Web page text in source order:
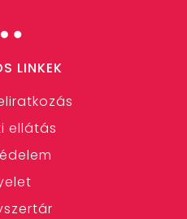
LINKEK
ellátás